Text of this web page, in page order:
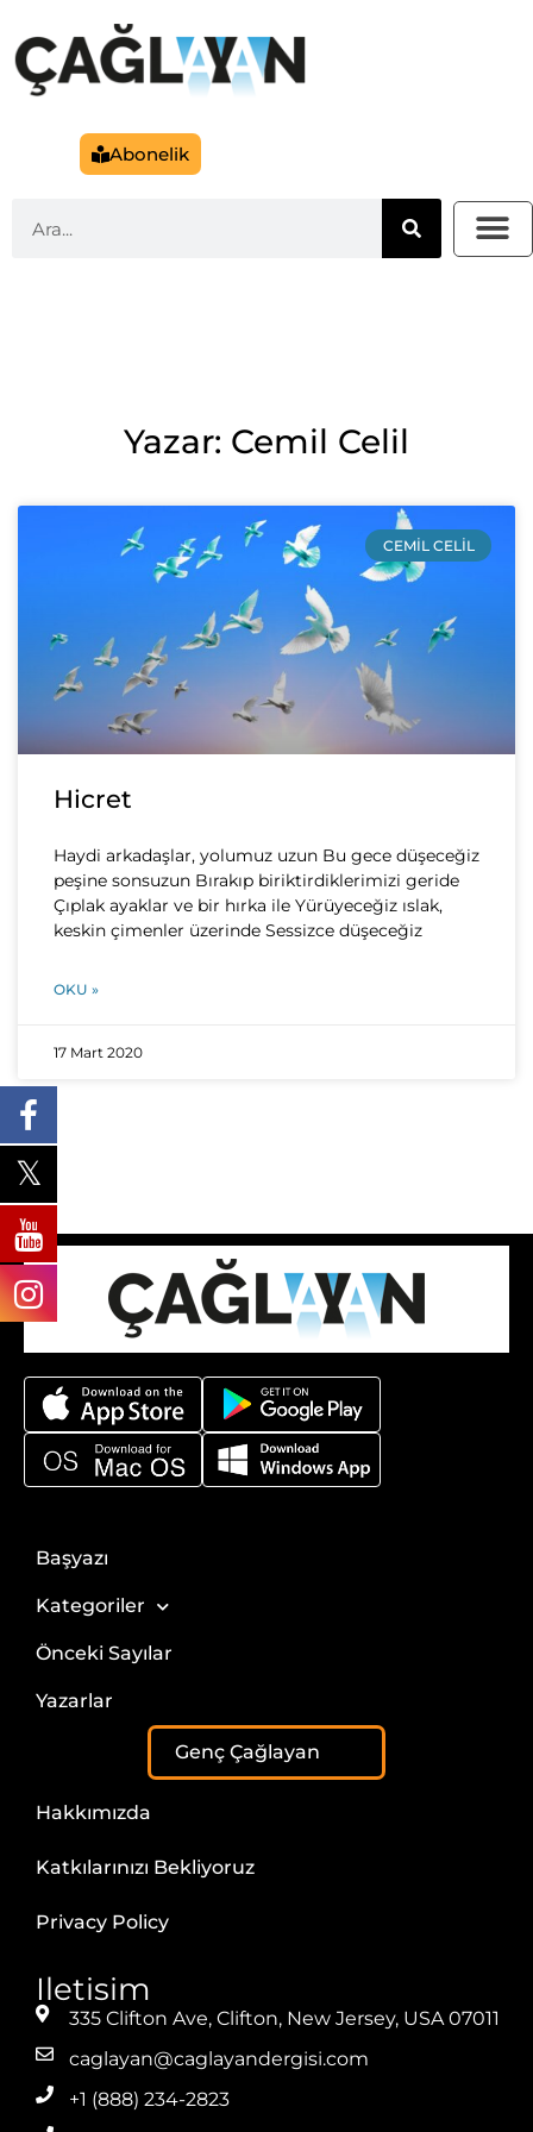
Abonelik
Yazar: Cemil Celil
CEMIL CELIL
Hicret
Haydi arkadaşlar, yolumuz uzun Bu gece düşeceğiz
peşine sonsuzun Bırakıp biriktirdiklerimizi geride
Çıplak ayaklar ve bir hırka ile Yürüyeceğiz ıslak,
keskin çimenler üzerinde Sessizce düşeceğiz
OKU »
17 Mart 2020
Başyazı
Kategoriler
Önceki Sayılar
Yazarlar
Genç Çağlayan
Hakkımızda
Katkılarınızı Bekliyoruz
Privacy Policy
Iletisim
335 Clifton Ave, Clifton, New Jersey, USA 07011
caglayan@caglayandergisi.com
+1 (888) 234-2823